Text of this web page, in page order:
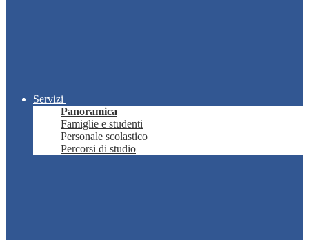
Servizi
Panoramica
Famiglie e studenti
Personale scolastico
Percorsi di studio